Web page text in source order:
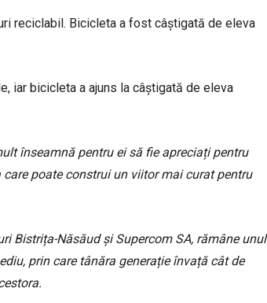
reciclabil. Bicicleta a fost câștigată de eleva
iar bicicleta a ajuns la câștigată de eleva
înseamnă pentru ei să fie apreciați pentru
poate construi un viitor mai curat pentru
Bistrița-Năsăud și Supercom SA, rămâne unul
prin care tânăra generație învață cât de